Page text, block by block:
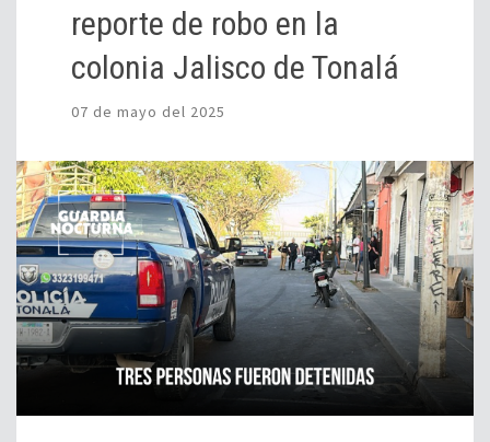
reporte de robo en la
colonia Jalisco de Tonalá
07 de mayo del 2025